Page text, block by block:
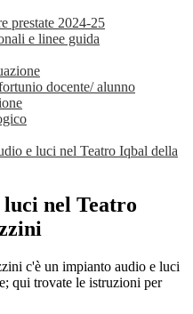
prestate 2024-25
e linee guida
docente/ alunno
e luci nel Teatro Iqbal della
nel Teatro
c'è un impianto audio e luci
qui trovate le istruzioni per